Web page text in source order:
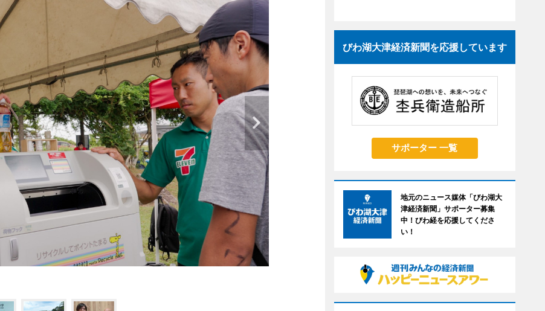
びわ湖大津経済新聞を応援しています
サポーター 一覧
地元のニュース媒体「びわ湖大
津経済新聞」サポーター募集
中！びわ経を応援してくださ
い！